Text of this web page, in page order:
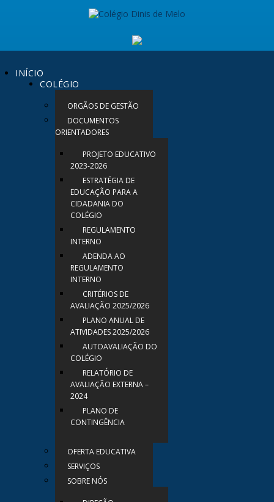
INÍCIO
COLÉGIO
ORGÃOS DE GESTÃO
DOCUMENTOS
ORIENTADORES
PROJETO EDUCATIVO
2023-2026
ESTRATÉGIA DE
EDUCAÇÃO PARA A
CIDADANIA DO
COLÉGIO
REGULAMENTO
INTERNO
ADENDA AO
REGULAMENTO
INTERNO
CRITÉRIOS DE
AVALIAÇÃO 2025/2026
PLANO ANUAL DE
ATIVIDADES 2025/2026
AUTOAVALIAÇÃO DO
COLÉGIO
RELATÓRIO DE
AVALIAÇÃO EXTERNA –
2024
PLANO DE
CONTINGÊNCIA
OFERTA EDUCATIVA
SERVIÇOS
SOBRE NÓS